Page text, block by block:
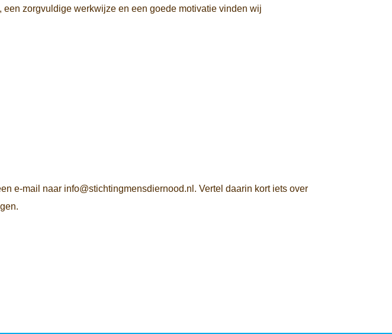
zorgvuldige werkwijze en een goede motivatie vinden wij
e-mail naar info@stichtingmensdiernood.nl. Vertel daarin kort iets over